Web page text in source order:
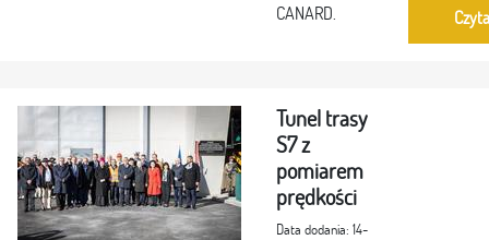
CANARD.
Tunel trasy
S7 z
pomiarem
prędkości
Data dodania: 14-